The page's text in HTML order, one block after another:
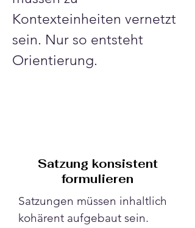
Kontexteinheiten vernetzt
sein. Nur so entsteht
Orientierung.
Satzung konsistent
formulieren
Satzungen müssen inhaltlich
kohärent aufgebaut sein.